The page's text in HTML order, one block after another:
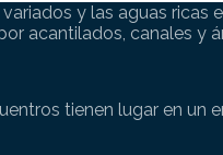
y las aguas ricas
acantilados, canales y
tienen lugar en un